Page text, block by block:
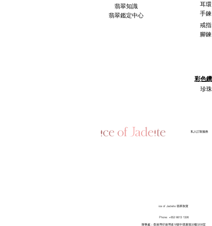
翡翠知識
翡翠鑑定中心
耳環
手鍊
戒指
腳鍊
彩色
珍珠
​私人訂製服務
ice of Jadeite 翡翠珠寶
Phone: +852 6613 1326
​辦事處：香港灣仔港灣道18號中環廣場32樓3208室